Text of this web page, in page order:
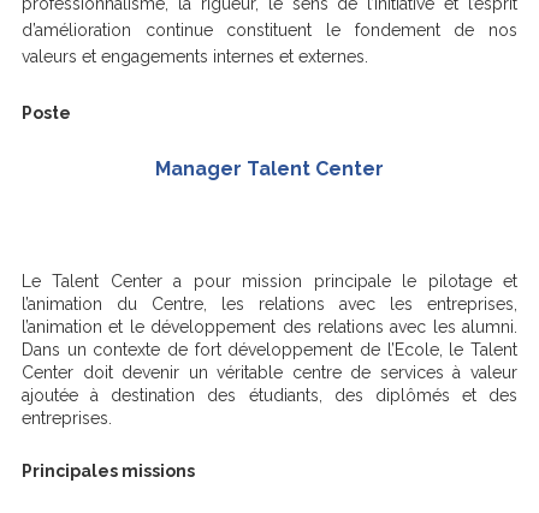
d’amélioration continue constituent le fondement de nos
valeurs et engagements internes et externes.
Poste
Manager Talent Center
Le Talent Center a pour mission principale le pilotage et
l’animation du Centre, les relations avec les entreprises,
l’animation et le développement des relations avec les alumni.
Dans un contexte de fort développement de l’Ecole, le Talent
Center doit devenir un véritable centre de services à valeur
ajoutée à destination des étudiants, des diplômés et des
entreprises.
Principales missions